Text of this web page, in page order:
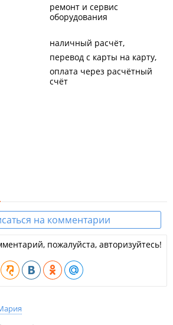
ремонт и сервис
оборудования
наличный расчёт
перевод с карты на карту
оплата через расчётный
счёт
на комментарии
пожалуйста, авторизуйтесь!